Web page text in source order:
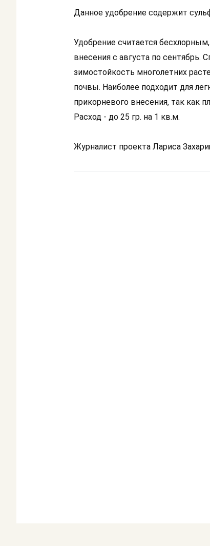
Данное удобрение содержит
Удобрение считается
внесения с августа по
зимостойкость многолетних
почвы. Наиболее подходит для
прикорневого внесения, так как
Расход - до 25 гр. на 1 кв.м.
Журналист проекта Лариса